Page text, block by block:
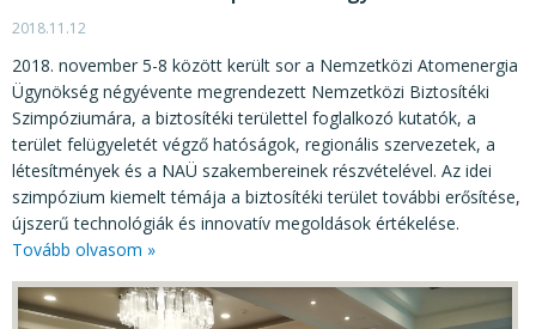
2018.11.12
2018. november 5-8 között került sor a Nemzetközi Atomenergia
Ügynökség négyévente megrendezett Nemzetközi Biztosítéki
Szimpóziumára, a biztosítéki területtel foglalkozó kutatók, a
terület felügyeletét végző hatóságok, regionális szervezetek, a
létesítmények és a NAÜ szakembereinek részvételével. Az idei
szimpózium kiemelt témája a biztosítéki terület további erősítése,
újszerű technológiák és innovatív megoldások értékelése.
Tovább olvasom »